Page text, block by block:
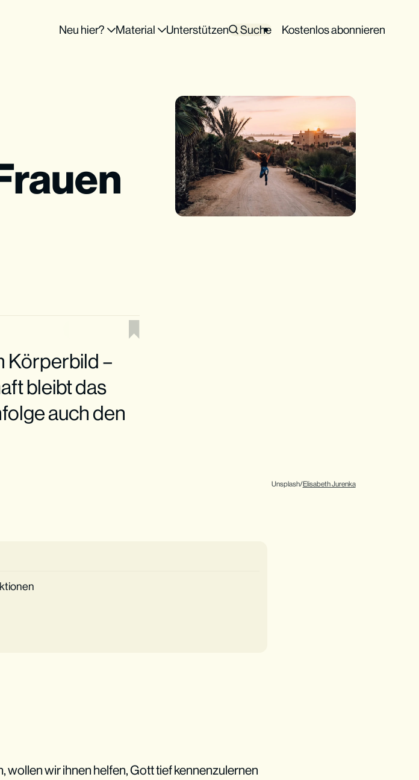
Neu hier? Material Unterstützen Suche Kostenlos abonnieren
Körperbild –
bleibt das
auch den
Unsplash/Elisabeth Jurenka
wir ihnen helfen, Gott tief kennenzulernen